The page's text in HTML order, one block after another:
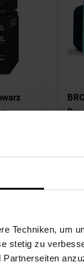
Techniken, um
stetig zu
€